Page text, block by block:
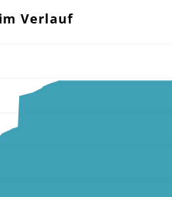
Verlauf